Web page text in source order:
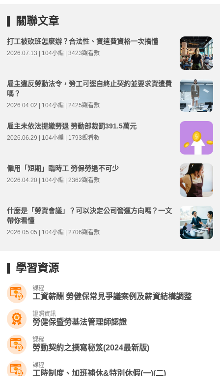
關聯文章
打工被砍班怎麼辦？合法性、資遣費資格一次搞懂
2026.07.13 | 104小編 | 3423觀看數
雇主違反勞動法令，勞工可逕自終止契約並要求資遣費
嗎？
2026.04.02 | 104小編 | 2425觀看數
雇主未依法提繳勞退 勞動部裁罰391.5萬元
2026.06.29 | 104小編 | 1793觀看數
僱用「短期」臨時工 勞保勞退不可少
2026.04.20 | 104小編 | 2362觀看數
什麼是「勞資會議」？可以決定公司營運方向嗎？一文
帶你看懂
2026.05.05 | 104小編 | 2706觀看數
學習資源
課程
工資薪酬 勞健保常見爭議案例及薪資結構調整
證照資訊
勞健保暨勞基法管理師認證
課程
勞動契約之撰寫秘笈(2024最新版)
課程
工時制度、加班補休&特別休假(一)(二)